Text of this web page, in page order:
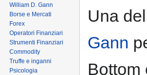
Una
Gann
Bottom
William D. Gann
Borse e Mercati
Forex
Operatori Finanziari
Strumenti Finanziari
Commodity
Truffe e inganni
Psicologia